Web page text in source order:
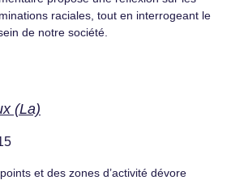
raciales, tout en interrogeant le
de notre société.
(La)
et des zones d’activité dévore